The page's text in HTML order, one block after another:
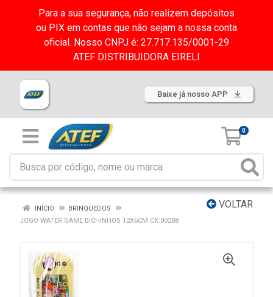
Para a sua segurança, não realizem depósitos
ou PIX em contas que não sejam a nossa conta
oficial. Nosso CNPJ é: 27.717.135/0001-29
ATEF DISTRIBUIDORA EIRELI
Baixe já nosso APP
0
VOLTAR
INÍCIO
BRINQUEDOS
JOGO WATER GAME BICHINHOS 12X6CM CX:00288